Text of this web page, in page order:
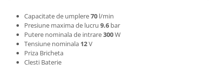
Masini automate de spalat rufe
Masini de spalat rufe cu uscator
Masini de spalat rufe verticale
Uscatoare de rufe
Capacitate de umplere70 l/min
Presiune maxima de lucru 9.6 bar
Putere nominala de intrare300W
Tensiune nominala 12V
Priza Bricheta
Clesti Baterie